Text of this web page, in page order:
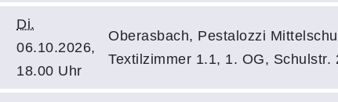
Di.
06.10.2026,
18.00 Uhr
Oberasbach, Pestalozzi
Textilzimmer 1.1, 1. OG, Schulstr.